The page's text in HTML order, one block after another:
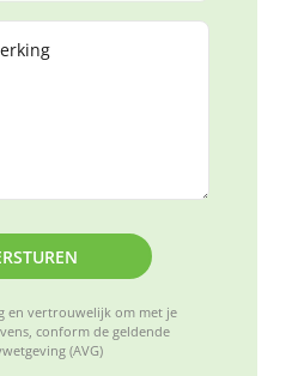
en vertrouwelijk om met je
conform de geldende
(AVG)